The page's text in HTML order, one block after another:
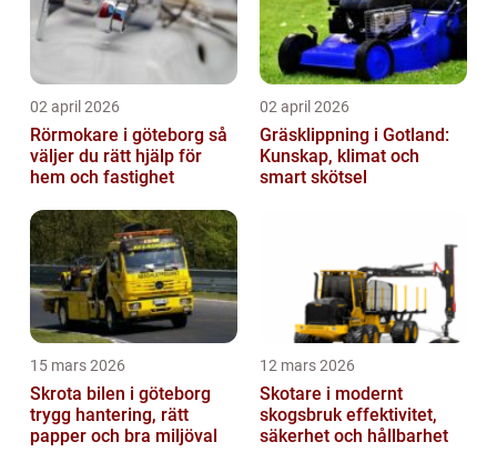
02 april 2026
Rörmokare i göteborg så
väljer du rätt hjälp för
hem och fastighet
02 april 2026
Gräsklippning i Gotland:
Kunskap, klimat och
smart skötsel
15 mars 2026
Skrota bilen i göteborg
trygg hantering, rätt
papper och bra miljöval
12 mars 2026
Skotare i modernt
skogsbruk effektivitet,
säkerhet och hållbarhet